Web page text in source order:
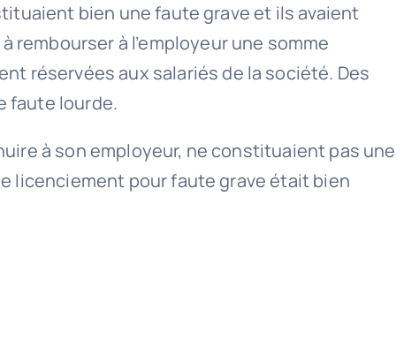
bien une faute grave et ils avaient
rembourser à l’employeur une somme
réservées aux salariés de la société. Des
faute lourde.
à son employeur, ne constituaient pas une
licenciement pour faute grave était bien